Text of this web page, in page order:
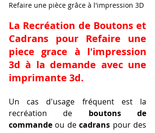
Refaire une pièce grâce à l'impression 3D
La Recréation de Boutons et
Cadrans pour Refaire une
piece grace à l'impression
3d à la demande avec une
imprimante 3d.
Un cas d'usage fréquent est la
recréation de boutons de
commande ou de cadrans pour des